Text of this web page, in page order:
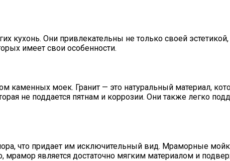
кухонь. Они привлекательны не только своей
имеет свои особенности.
каменных моек. Гранит — это натуральный материал,
не поддается пятнам и коррозии. Они также легко
что придает им исключительный вид. Мраморные
мрамор является достаточно мягким материалом и